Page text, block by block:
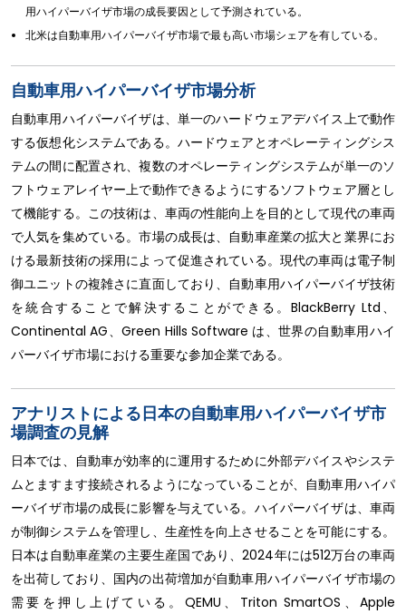
用ハイパーバイザ市場の成長要因として予測されている。
北米は自動車用ハイパーバイザ市場で最も高い市場シェアを有している。
自動車用ハイパーバイザ市場分析
自動車用ハイパーバイザは、単一のハードウェアデバイス上で動作
する仮想化システムである。ハードウェアとオペレーティングシス
テムの間に配置され、複数のオペレーティングシステムが単一のソ
フトウェアレイヤー上で動作できるようにするソフトウェア層とし
て機能する。この技術は、車両の性能向上を目的として現代の車両
で人気を集めている。市場の成長は、自動車産業の拡大と業界にお
ける最新技術の採用によって促進されている。現代の車両は電子制
御ユニットの複雑さに直面しており、自動車用ハイパーバイザ技術
を統合することで解決することができる。BlackBerry Ltd、
Continental AG、Green Hills Software は、世界の自動車用ハイ
パーバイザ市場における重要な参加企業である。
アナリストによる日本の自動車用ハイパーバイザ市
場調査の見解
日本では、自動車が効率的に運用するために外部デバイスやシステ
ムとますます接続されるようになっていることが、自動車用ハイパ
ーバイザ市場の成長に影響を与えている。ハイパーバイザは、車両
が制御システムを管理し、生産性を向上させることを可能にする。
日本は自動車産業の主要生産国であり、2024年には512万台の車両
を出荷しており、国内の出荷増加が自動車用ハイパーバイザ市場の
需要を押し上げている。QEMU、Triton SmartOS、Apple